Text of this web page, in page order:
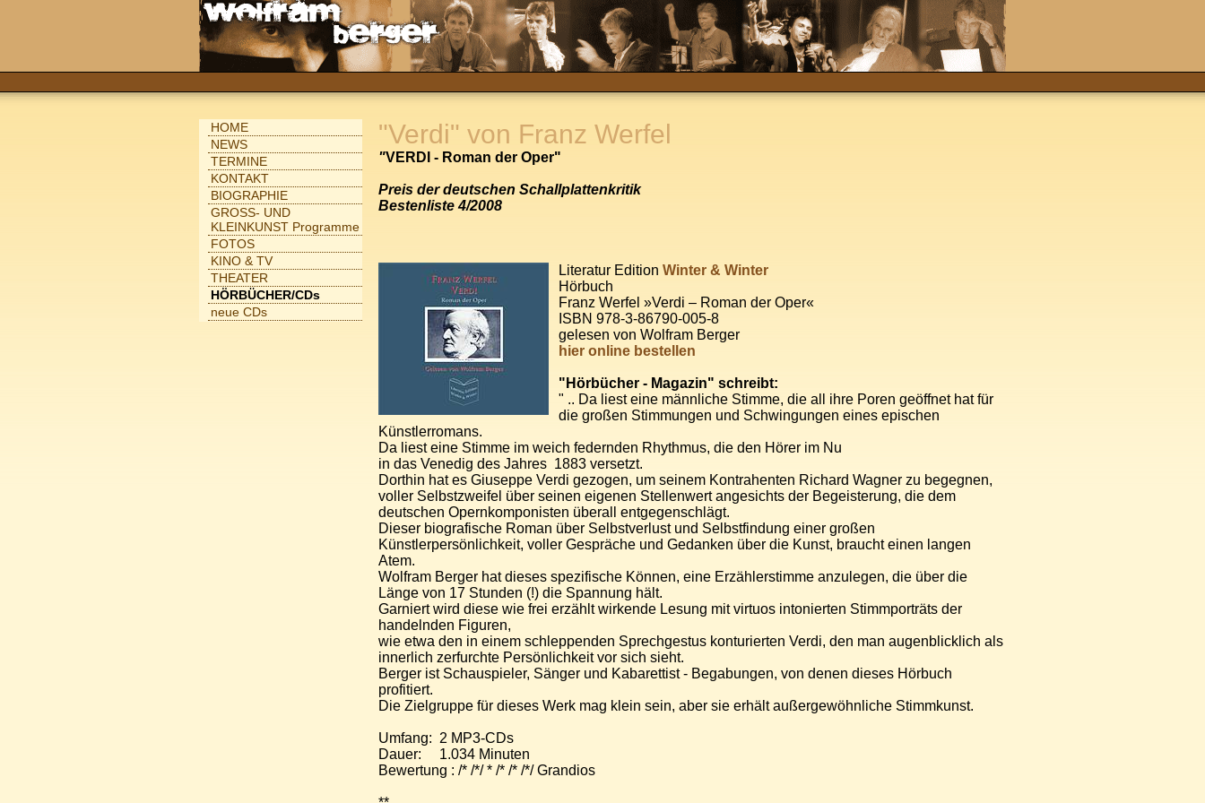
HOME
NEWS
TERMINE
KONTAKT
BIOGRAPHIE
GROSS- UND
KLEINKUNST Programme
FOTOS
KINO & TV
THEATER
HÖRBÜCHER/CDs
neue CDs
"Verdi" von Franz Werfel
"VERDI - Roman der Oper"
Preis der deutschen Schallplattenkritik
Bestenliste 4/2008
Literatur Edition Winter & Winter
Hörbuch
Franz Werfel »Verdi – Roman der Oper«
ISBN 978-3-86790-005-8
gelesen von Wolfram Berger
hier online bestellen
"Hörbücher - Magazin" schreibt:
" .. Da liest eine männliche Stimme, die all ihre Poren geöffnet hat für
die großen Stimmungen und Schwingungen eines epischen
Künstlerromans.
Da liest eine Stimme im weich federnden Rhythmus, die den Hörer im Nu
in das Venedig des Jahres 1883 versetzt.
Dorthin hat es Giuseppe Verdi gezogen, um seinem Kontrahenten Richard Wagner zu begegnen,
voller Selbstzweifel über seinen eigenen Stellenwert angesichts der Begeisterung, die dem
deutschen Opernkomponisten überall entgegenschlägt.
Dieser biografische Roman über Selbstverlust und Selbstfindung einer großen
Künstlerpersönlichkeit, voller Gespräche und Gedanken über die Kunst, braucht einen langen
Atem.
Wolfram Berger hat dieses spezifische Können, eine Erzählerstimme anzulegen, die über die
Länge von 17 Stunden (!) die Spannung hält.
Garniert wird diese wie frei erzählt wirkende Lesung mit virtuos intonierten Stimmporträts der
handelnden Figuren,
wie etwa den in einem schleppenden Sprechgestus konturierten Verdi, den man augenblicklich als
innerlich zerfurchte Persönlichkeit vor sich sieht.
Berger ist Schauspieler, Sänger und Kabarettist - Begabungen, von denen dieses Hörbuch
profitiert.
Die Zielgruppe für dieses Werk mag klein sein, aber sie erhält außergewöhnliche Stimmkunst.
Umfang: 2 MP3-CDs
Dauer: 1.034 Minuten
Bewertung : /* /*/ * /* /* /*/ Grandios